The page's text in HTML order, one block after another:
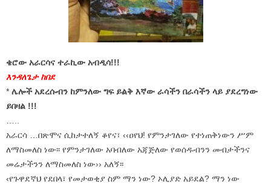
ቄሮው አራርሳና ተራኪው አብዲሳ!!!
እንዳለጌታ ከበደ
* ሌሎች አደረሱብን ከምንለው ግፍ ይልቅ እኛው ራሳችን በራሳችን ላይ ያደረግነው
ይበዛል !!!
አራርሳ …በጽሞና ሲከታተለኝ ቆየና፣ ‹‹ዐየህ! የምንታገለው የተነጠቅነውን ሥም
ለማስመለስ ነው፡፡ የምንታገለው አባብለው አጃጅለው የወሰዱብንን መብታችንና
መሬታችንን ለማስመለስ ነው›› አለኝ፡፡
‹የጉዋደኛህ የደበላ፣ የመታወቂያ ስም ማን ነው? ኦሊያድ አይደል? ማን ነው